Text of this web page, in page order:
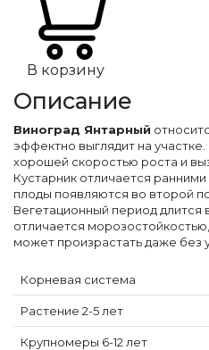
В корзину
Описание
Виноград Янтарный
эффектно выглядит на участке.
хорошей скоростью роста и
Кустарник отличается
плоды появляются во второй
Вегетационный период длится
отличается
может произрастать даже без
Корневая система
Растение 2-5 лет
Крупномеры 6-12 лет